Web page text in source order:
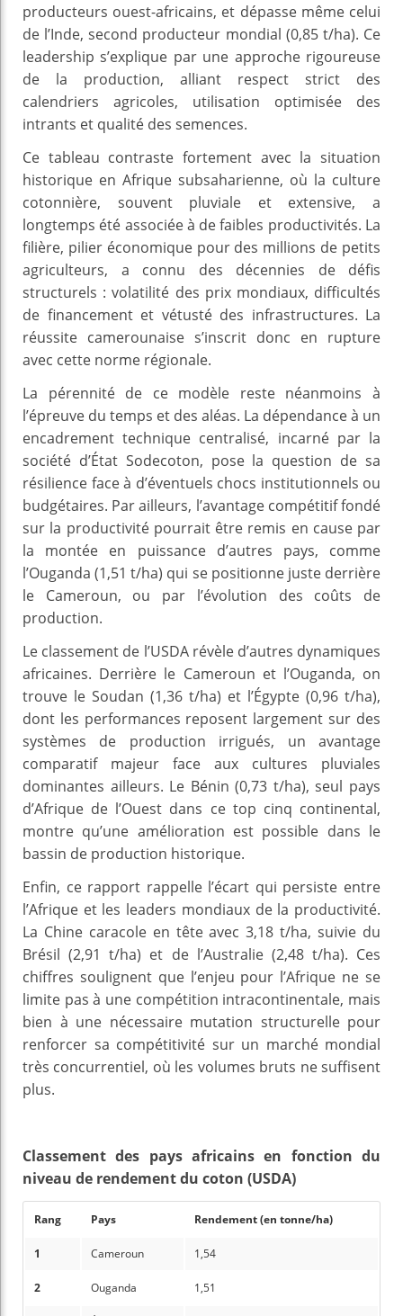
producteurs ouest-africains, et dépasse même celui
de l’Inde, second producteur mondial (0,85 t/ha). Ce
leadership s’explique par une approche rigoureuse
de la production, alliant respect strict des
calendriers agricoles, utilisation optimisée des
intrants et qualité des semences.
Ce tableau contraste fortement avec la situation
historique en Afrique subsaharienne, où la culture
cotonnière, souvent pluviale et extensive, a
longtemps été associée à de faibles productivités. La
filière, pilier économique pour des millions de petits
agriculteurs, a connu des décennies de défis
structurels : volatilité des prix mondiaux, difficultés
de financement et vétusté des infrastructures. La
réussite camerounaise s’inscrit donc en rupture
avec cette norme régionale.
La pérennité de ce modèle reste néanmoins à
l’épreuve du temps et des aléas. La dépendance à un
encadrement technique centralisé, incarné par la
société d’État Sodecoton, pose la question de sa
résilience face à d’éventuels chocs institutionnels ou
budgétaires. Par ailleurs, l’avantage compétitif fondé
sur la productivité pourrait être remis en cause par
la montée en puissance d’autres pays, comme
l’Ouganda (1,51 t/ha) qui se positionne juste derrière
le Cameroun, ou par l’évolution des coûts de
production.
Le classement de l’USDA révèle d’autres dynamiques
africaines. Derrière le Cameroun et l’Ouganda, on
trouve le Soudan (1,36 t/ha) et l’Égypte (0,96 t/ha),
dont les performances reposent largement sur des
systèmes de production irrigués, un avantage
comparatif majeur face aux cultures pluviales
dominantes ailleurs. Le Bénin (0,73 t/ha), seul pays
d’Afrique de l’Ouest dans ce top cinq continental,
montre qu’une amélioration est possible dans le
bassin de production historique.
Enfin, ce rapport rappelle l’écart qui persiste entre
l’Afrique et les leaders mondiaux de la productivité.
La Chine caracole en tête avec 3,18 t/ha, suivie du
Brésil (2,91 t/ha) et de l’Australie (2,48 t/ha). Ces
chiffres soulignent que l’enjeu pour l’Afrique ne se
limite pas à une compétition intracontinentale, mais
bien à une nécessaire mutation structurelle pour
renforcer sa compétitivité sur un marché mondial
très concurrentiel, où les volumes bruts ne suffisent
plus.
Classement des pays africains en fonction du
niveau de rendement du coton (USDA)
Rang Pays Rendement (en tonne/ha)
1 Cameroun 1,54
2 Ouganda 1,51